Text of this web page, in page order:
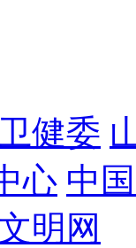
健委
心 中
明网